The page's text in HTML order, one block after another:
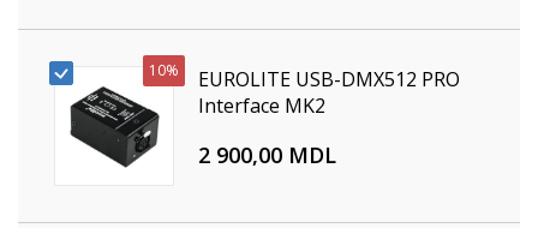
10%
EUROLITE USB-DMX512 PRO
Interface MK2
2 900,00 MDL